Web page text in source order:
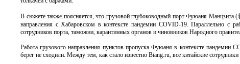
В сюжете также поясняется, что грузовой глубоководный порт Фуюаня
направления с Хабаровском в контексте пандемии COVID-19. Параллельно с
сотрудников порта, таможни, карантинных органов и чиновников Народного
Работа грузового направления пунктов пропуска Фуюаня в контексте пандемии
берег не сходили. Между тем, как стало известно Biang.ru, все китайские